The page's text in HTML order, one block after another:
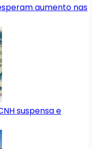
aumento nas
suspensa e